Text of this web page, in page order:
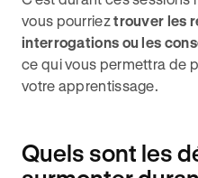
vous pourrieztrouver les
interrogations ou les
ce qui vous permettra de
votre apprentissage.
Quels sont les